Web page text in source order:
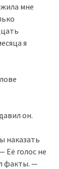
мне
я
он.
наказать
Её голос не
факты. —